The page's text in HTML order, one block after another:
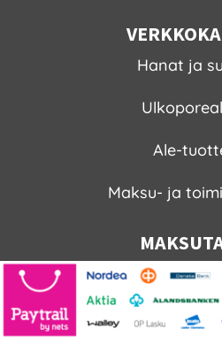
Hanat ja
Ale-
Maksu- ja